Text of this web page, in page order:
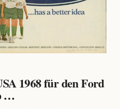
1968 für den Ford
…